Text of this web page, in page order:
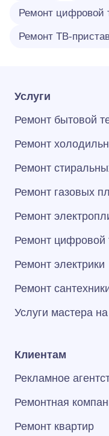
Ремонт цифровой
Ремонт ТВ-
Услуги
Ремонт бытовой
Ремонт
Ремонт
Ремонт газовых
Ремонт
Ремонт цифровой
Ремонт электрики
Ремонт
Услуги мастера
Клиентам
Рекламное
Ремонтная
Ремонт квартир